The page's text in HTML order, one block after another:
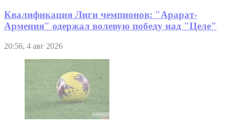
Квалификация Лиги чемпионов: "Арарат-
Армения" одержал волевую победу над "Целе"
20:56, 4 авг 2026